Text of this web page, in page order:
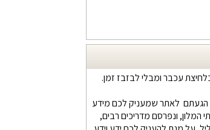
הגעתם לאתר שמעניק לכם מידע
המלון, ונפרסם מדריכים רבים,